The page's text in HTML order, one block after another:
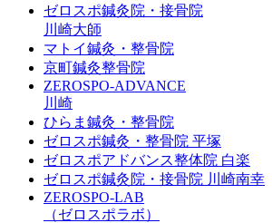
ゼロスポ鍼灸院・接骨院
川崎大師
マトイ鍼灸・整骨院
京町鍼灸整骨院
ZEROSPO-ADVANCE
川崎
ひらま鍼灸・整骨院
ゼロスポ鍼灸・整骨院 平塚
ゼロスポアドバンス整体院 白楽
ゼロスポ鍼灸院・接骨院 川崎南幸
ZEROSPO-LAB
（ゼロスポラボ）